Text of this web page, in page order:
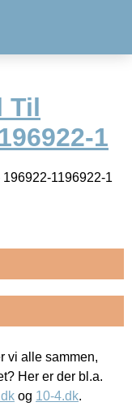
Til
1
1196922-1
vi alle sammen,
Her er der bl.a.
og 10-4.dk.